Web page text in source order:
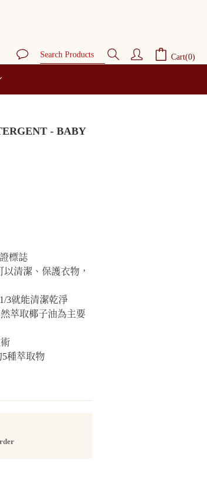
Cart(0)
- BABY
標誌
清潔、保護衣物，
3就能清潔乾淨
萃取椰子油為主要
種萃取物